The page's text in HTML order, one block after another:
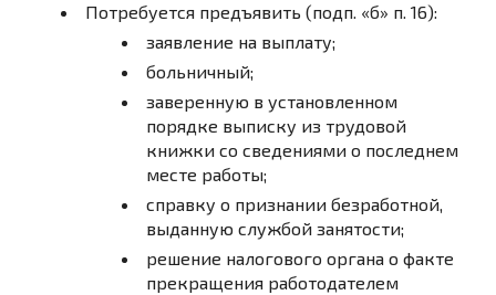
Потребуется предъявить (подп. «б» п. 16):
заявление на выплату;
больничный;
заверенную в установленном
порядке выписку из трудовой
книжки со сведениями о последнем
месте работы;
справку о признании безработной,
выданную службой занятости;
решение налогового органа о факте
прекращения работодателем